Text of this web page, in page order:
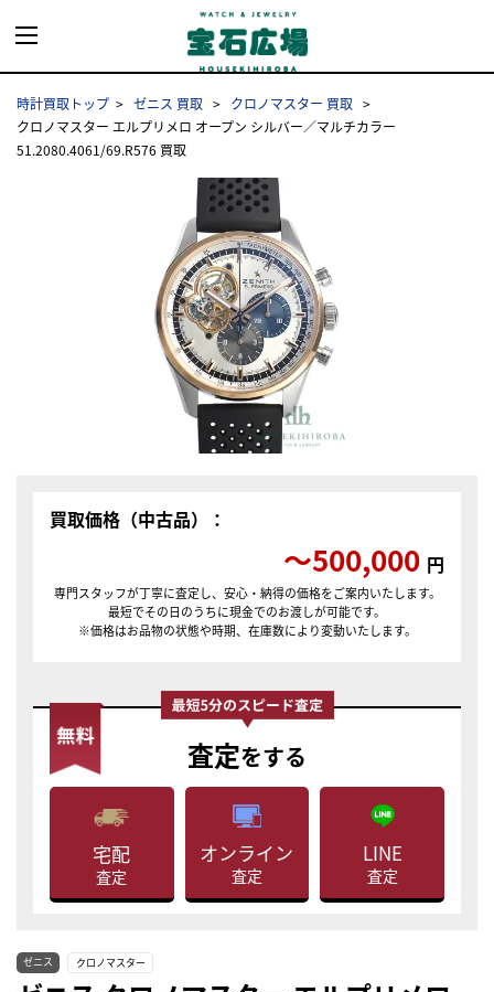
時計買取トップ ゼニス 買取
クロノマスター 買取
クロノマスター エルプリメロ オープン シルバー／マルチカラー
51.2080.4061/69.R576 買取
買取価格（中古品）：
〜500,000 円
専門スタッフが丁寧に査定し、安心・納得の価格をご案内いたします。
最短でその日のうちに現金でのお渡しが可能です。
※価格はお品物の状態や時期、在庫数により変動いたします。
査定をする
宅配
査定
オンライン
査定
LINE
査定
ゼニス クロノマスター